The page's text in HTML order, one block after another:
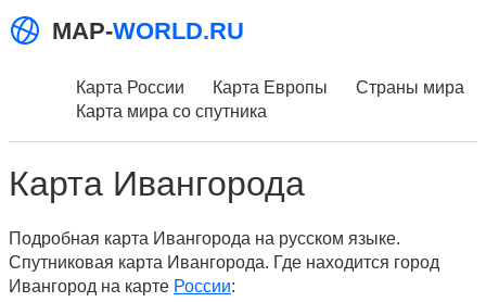
MAP-WORLD.RU
Карта России Карта Европы
Страны мира
Карта мира со спутника
Карта Ивангорода
Подробная карта Ивангорода на русском языке.
Спутниковая карта Ивангорода. Где находится город
Ивангород на карте России: